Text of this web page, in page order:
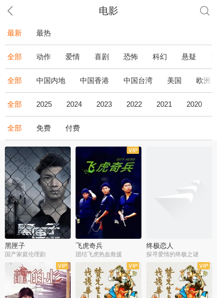
电影
最新 最热
全部 动作 爱情 喜剧 恐怖 科幻 悬疑
全部 中国内地 中国香港 中国台湾 美国 欧洲
全部 2025 2024 2023 2022 2021 2020
全部 免费 付费
黑匣子
国产家庭伦理剧
飞虎奇兵
团结飞虎热血救援
终极恋人
探寻爱情的终极之谜